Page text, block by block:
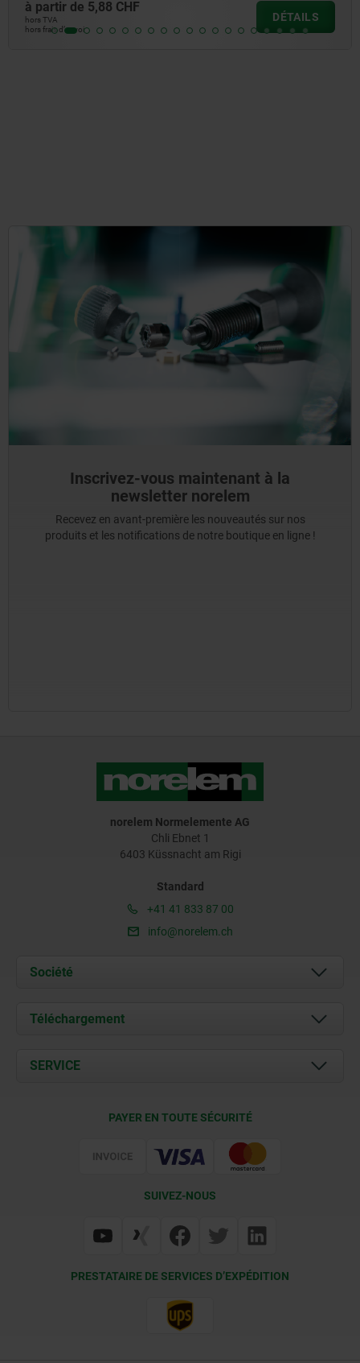
à partir de
hors frais d’envoi
Inscrivez-vous maintenant à la
newsletter norelem
Recevez en avant-première les nouveautés sur nos
produits et les notifications de notre boutique en ligne !
norelem Normelemente AG
Chli Ebnet 1
6403 Küssnacht am Rigi
Standard
+41 41 833 87 00
info@norelem.ch
Société
À propos de nous
Contact
Téléchargement
Documents
SERVICE
PAYER EN TOUTE SÉCURITÉ
SUIVEZ-NOUS
PRESTATAIRE DE SERVICES D’EXPÉDITION